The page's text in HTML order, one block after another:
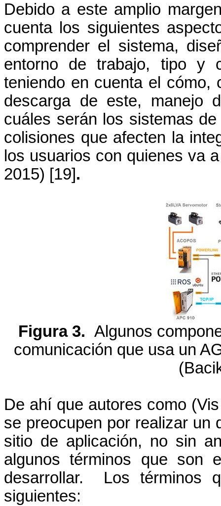
Debido a este amplio
cuenta los siguientes
comprender el sistema,
entorno de trabajo, tipo y
teniendo en cuenta el cómo,
descarga de este, manejo
cuáles serán los sistemas
colisiones que afecten la
los usuarios con quienes va
2015) [19].
Figura 3. Algunos
comunicación que usa un
De ahí que autores como
se preocupen por realizar un
sitio de aplicación, no sin
algunos términos que son
desarrollar. Los términos
siguientes: